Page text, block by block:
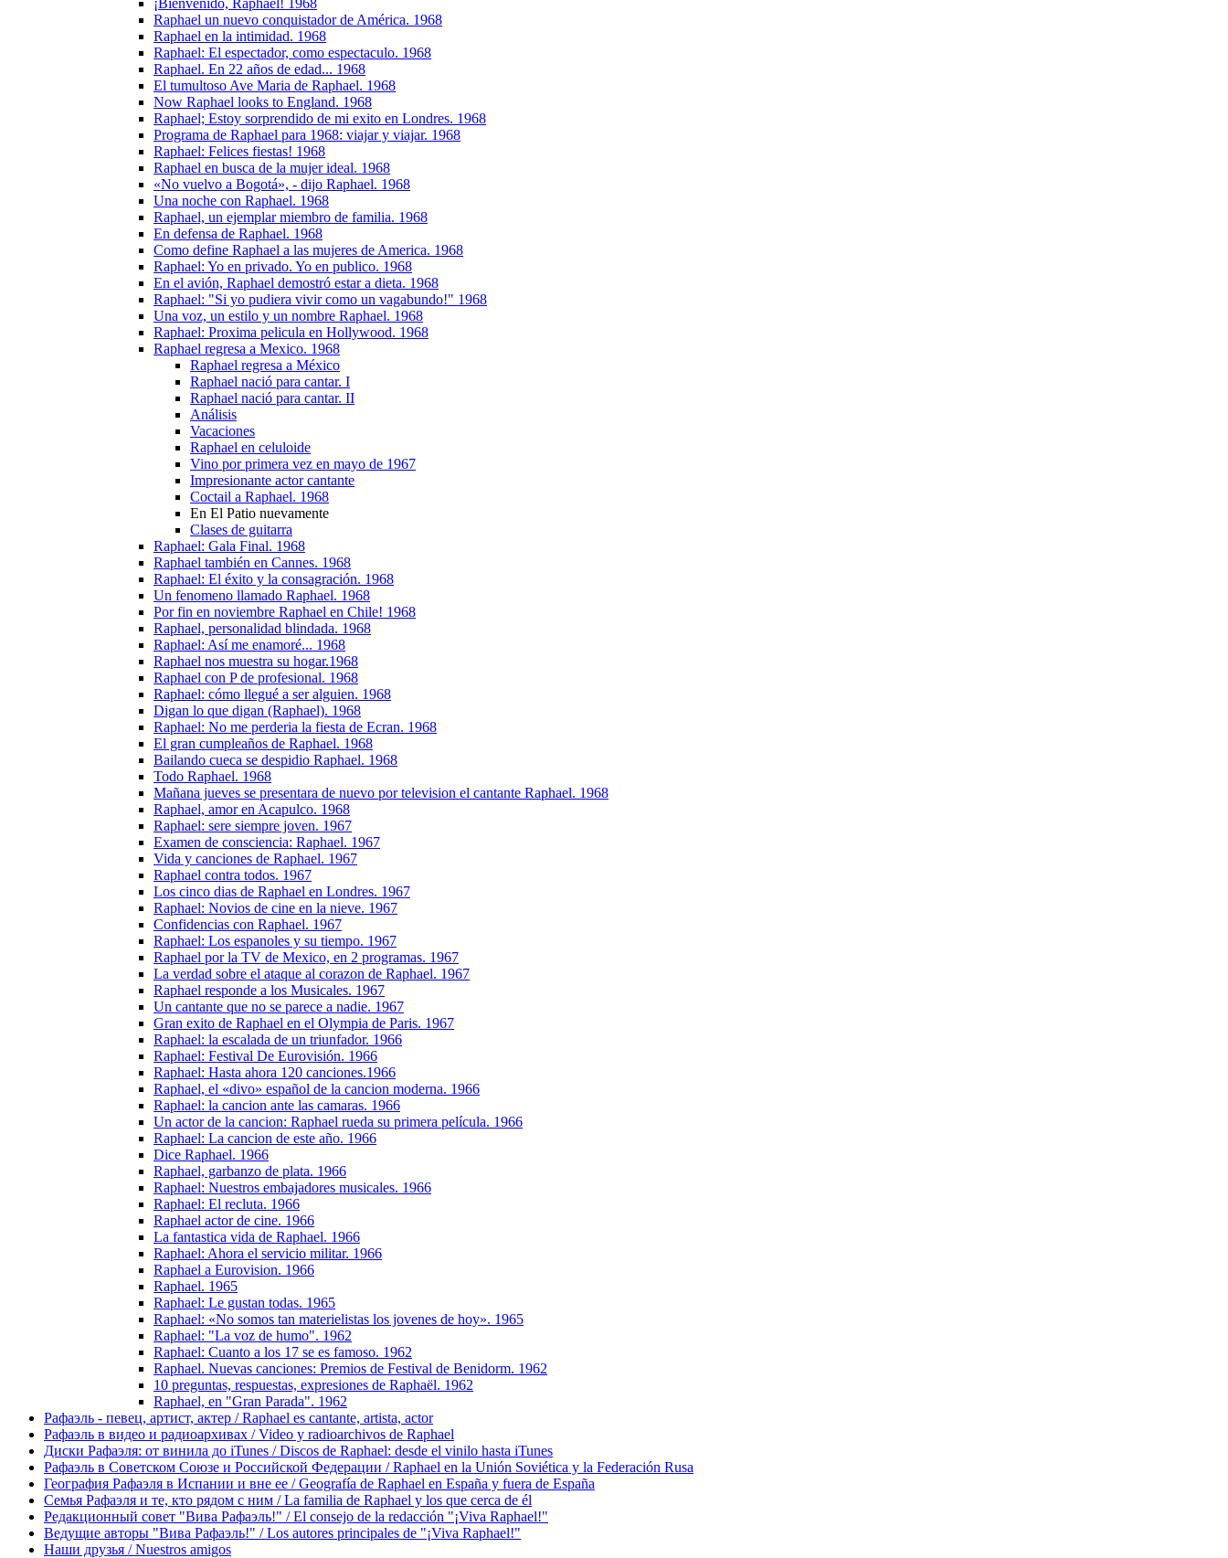
¡Bienvenido, Raphael! 1968
Raphael un nuevo conquistador de América. 1968
Raphael en la intimidad. 1968
Raphael: El espectador, como espectaculo. 1968
Raphael. En 22 años de edad... 1968
El tumultoso Ave Maria de Raphael. 1968
Now Raphael looks to England. 1968
Raphael; Estoy sorprendido de mi exito en Londres. 1968
Programa de Raphael para 1968: viajar y viajar. 1968
Raphael: Felices fiestas! 1968
Raphael en busca de la mujer ideal. 1968
«No vuelvo a Bogotá», - dijo Raphael. 1968
Una noche con Raphael. 1968
Raphael, un ejemplar miembro de familia. 1968
En defensa de Raphael. 1968
Como define Raphael a las mujeres de America. 1968
Raphael: Yo en privado. Yo en publico. 1968
En el avión, Raphael demostró estar a dieta. 1968
Raphael: "Si yo pudiera vivir como un vagabundo!" 1968
Una voz, un estilo y un nombre Raphael. 1968
Raphael: Proxima pelicula en Hollywood. 1968
Raphael regresa a Mexico. 1968
Raphael regresa a México
Raphael nació para cantar. I
Raphael nació para cantar. II
Análisis
Vacaciones
Raphael en celuloide
Vino por primera vez en mayo de 1967
Impresionante actor cantante
Coctail a Raphael. 1968
En El Patio nuevamente
Clases de guitarra
Raphael: Gala Final. 1968
Raphael también en Cannes. 1968
Raphael: El éxito y la consagración. 1968
Un fenomeno llamado Raphael. 1968
Por fin en noviembre Raphael en Chile! 1968
Raphael, personalidad blindada. 1968
Raphael: Así me enamoré... 1968
Raphael nos muestra su hogar.1968
Raphael con P de profesional. 1968
Raphael: cómo llegué a ser alguien. 1968
Digan lo que digan (Raphael). 1968
Raphael: No me perderia la fiesta de Ecran. 1968
El gran cumpleaños de Raphael. 1968
Bailando cueca se despidio Raphael. 1968
Todo Raphael. 1968
Mañana jueves se presentara de nuevo por television el cantante Raphael. 1968
Raphael, amor en Acapulco. 1968
Raphael: sere siempre joven. 1967
Examen de consciencia: Raphael. 1967
Vida y canciones de Raphael. 1967
Raphael contra todos. 1967
Los cinco dias de Raphael en Londres. 1967
Raphael: Novios de cine en la nieve. 1967
Confidencias con Raphael. 1967
Raphael: Los espanoles y su tiempo. 1967
Raphael por la TV de Mexico, en 2 programas. 1967
La verdad sobre el ataque al corazon de Raphael. 1967
Raphael responde a los Musicales. 1967
Un cantante que no se parece a nadie. 1967
Gran exito de Raphael en el Olympia de Paris. 1967
Raphael: la escalada de un triunfador. 1966
Raphael: Festival De Eurovisión. 1966
Raphael: Hasta ahora 120 canciones.1966
Raphael, el «divo» español de la cancion moderna. 1966
Raphael: la cancion ante las camaras. 1966
Un actor de la cancion: Raphael rueda su primera película. 1966
Raphael: La cancion de este año. 1966
Dice Raphael. 1966
Raphael, garbanzo de plata. 1966
Raphael: Nuestros embajadores musicales. 1966
Raphael: El recluta. 1966
Raphael actor de cine. 1966
La fantastica vida de Raphael. 1966
Raphael: Ahora el servicio militar. 1966
Raphael a Eurovision. 1966
Raphael. 1965
Raphael: Le gustan todas. 1965
Raphael: «No somos tan materielistas los jovenes de hoy». 1965
Raphael: "La voz de humo". 1962
Raphael: Cuanto a los 17 se es famoso. 1962
Raphael. Nuevas canciones: Premios de Festival de Benidorm. 1962
10 preguntas, respuestas, expresiones de Raphaёl. 1962
Raphael, en "Gran Parada". 1962
Рафаэль - певец, артист, актер / Raphael es cantante, artista, actor
Рафаэль в видео и радиоархивах / Video y radioarchivos de Raphael
Диски Рафаэля: от винила до iTunes / Discos de Raphael: desde el vinilo hasta iTunes
Рафаэль в Советском Союзе и Российской Федерации / Raphael en la Unión Soviética y la Federación Rusa
География Рафаэля в Испании и вне ее / Geografía de Raphael en España y fuera de España
Семья Рафаэля и те, кто рядом с ним / La familia de Raphael y los que cerca de él
Редакционный совет "Вива Рафаэль!" / El consejo de la redacción "¡Viva Raphael!"
Ведущие авторы "Вива Рафаэль!" / Los autores principales de "¡Viva Raphael!"
Наши друзья / Nuestros amigos